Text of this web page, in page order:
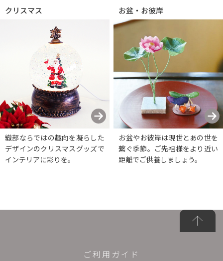
クリスマス
織部ならではの趣向を凝らした
デザインのクリスマスグッズで
インテリアに彩りを。
お盆・お彼岸
お盆やお彼岸は現世とあの世を
繋ぐ季節。ご先祖様をより近い
距離でご供養しましょう。
ご利用ガイド